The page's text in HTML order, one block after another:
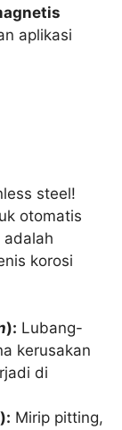
aplikasi
steel!
otomatis
korosi
): Lubang-
kerusakan
di
): Mirip pitting,